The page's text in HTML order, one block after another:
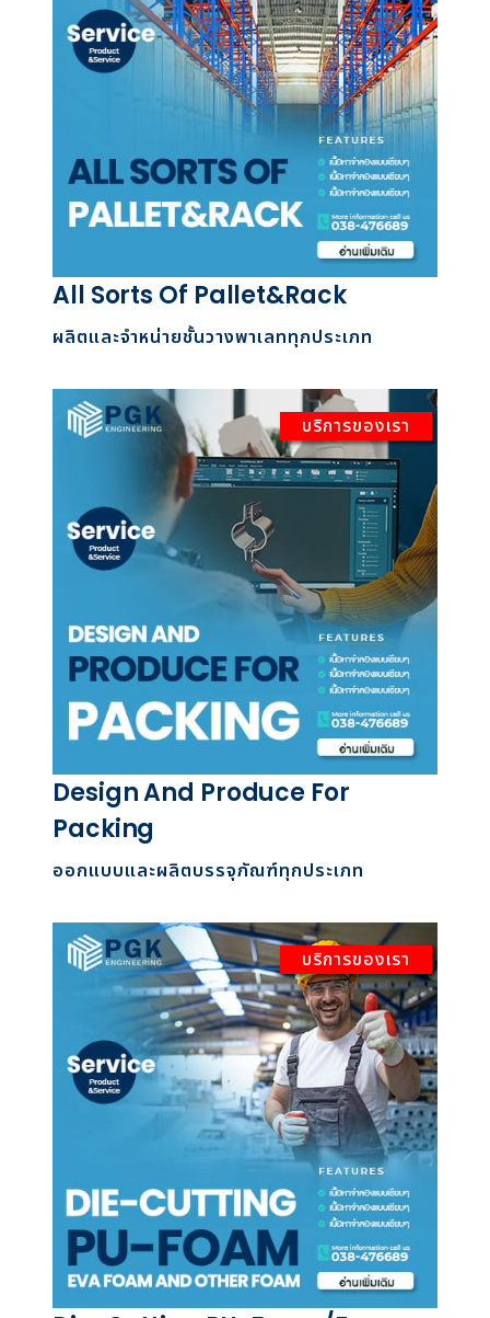
All Sorts Of Pallet&Rack
ผลิตและจำหน่ายชั้นวางพาเลททุกประเภท
บริการของเรา
Design And Produce For
Packing
ออกแบบและผลิตบรรจุภัณฑ์ทุกประเภท
บริการของเรา